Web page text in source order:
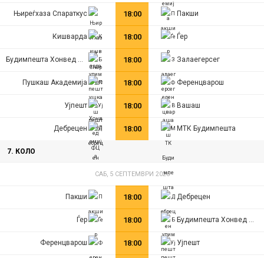
Њиреѓхаза Спараткус 18:00 Пакши
Кишварда 18:00 Ѓер
18:00 Залаегерсег
Пушкаш Академија 18:00 Ференцварош
Ујпешт 18:00 Вашаш
Дебрецен 18:00 МТК Будимпешта
7. КОЛО
САБ, 5 СЕПТЕМВРИ 2026
Пакши 18:00 Дебрецен
Ѓер 18:00
Ференцварош 18:00 Ујпешт